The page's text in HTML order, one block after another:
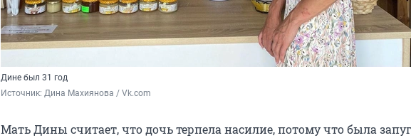
Дине был 31 год
Источник: Дина Махиянова / Vk.com
Мать Дины считает, что дочь терпела насилие, потому что была